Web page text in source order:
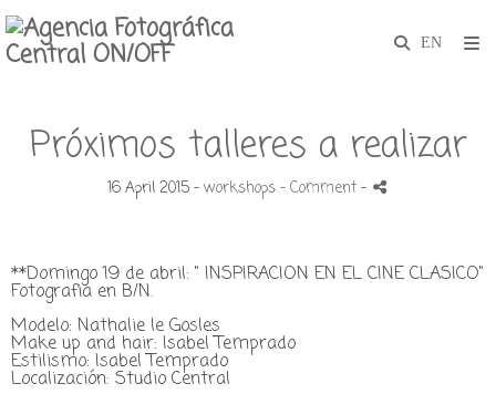
Próximos talleres a realizar
16 April 2015 -workshops- Comment-
**Domingo 19 de abril: " INSPIRACION EN EL CINE CLASICO"
Fotografia en B/N.
Modelo: Nathalie le Gosles
Make up and hair: Isabel Temprado
Estilismo: Isabel Temprado
Localización: Studio Central